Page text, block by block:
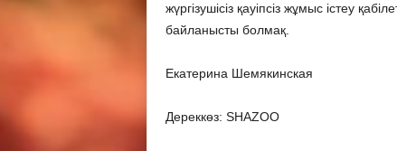
жүргізушісіз қауіпсіз жұмыс істеу
байланысты болмақ.
Екатерина Шемякинская
Дереккөз: SHAZOO